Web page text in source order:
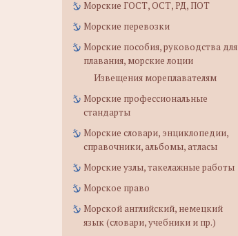
Морские ГОСТ, ОСТ, РД, ПОТ
Морские перевозки
Морские пособия, руководства для
плавания, морские лоции
Извещения мореплавателям
Морские профессиональные
стандарты
Морские словари, энциклопедии,
справочники, альбомы, атласы
Морские узлы, такелажные работы
Морское право
Морской английский, немецкий
язык (словари, учебники и пр.)